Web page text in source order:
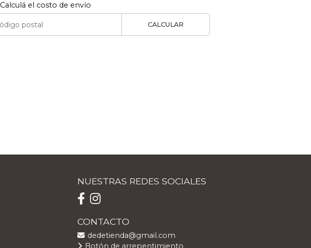
Calculá el costo de envío
CALCULAR
NUESTRAS REDES SOCIALES
CONTACTO
dedetienda@gmail.com
Botón de arrepentimiento